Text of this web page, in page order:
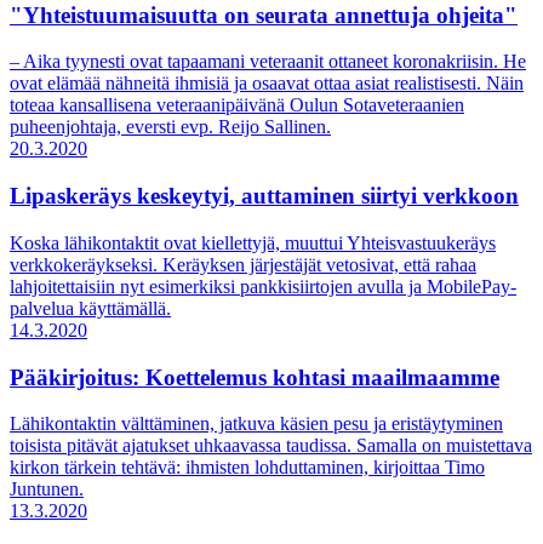
"Yhteistuumaisuutta on seurata annettuja ohjeita"
– Aika tyynesti ovat tapaamani veteraanit ottaneet koronakriisin. He
ovat elämää nähneitä ihmisiä ja osaavat ottaa asiat realistisesti. Näin
toteaa kansallisena veteraanipäivänä Oulun Sotaveteraanien
puheenjohtaja, eversti evp. Reijo Sallinen.
20.3.2020
Lipaskeräys keskeytyi, auttaminen siirtyi verkkoon
Koska lähikontaktit ovat kiellettyjä, muuttui Yhteisvastuukeräys
verkkokeräykseksi. Keräyksen järjestäjät vetosivat, että rahaa
lahjoitettaisiin nyt esimerkiksi pankkisiirtojen avulla ja MobilePay-
palvelua käyttämällä.
14.3.2020
Pääkirjoitus: Koettelemus kohtasi maailmaamme
Lähikontaktin välttäminen, jatkuva käsien pesu ja eristäytyminen
toisista pitävät ajatukset uhkaavassa taudissa. Samalla on muistettava
kirkon tärkein tehtävä: ihmisten lohduttaminen, kirjoittaa Timo
Juntunen.
13.3.2020